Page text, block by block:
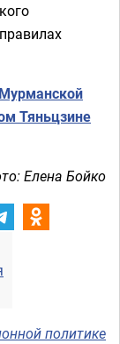
Тяньцзине
Елена Бойко
политике